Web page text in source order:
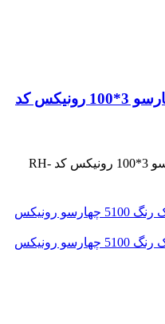
پیچ گوشتی دسته پلاستیکی چهارسو 3*100 رونیکس کد
پیچ گوشتی دسته پلاستیکی چهارسو 3*100 رونیکس کد RH-